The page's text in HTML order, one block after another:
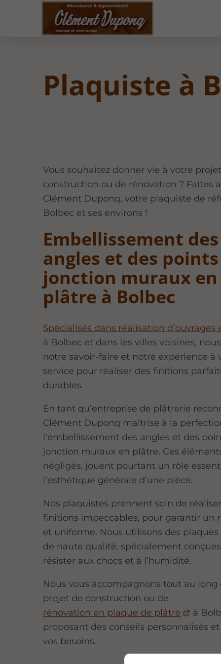
Plaquiste à
Vous souhaitez donner vie à votre
construction ou de rénovation ? Faites
Clément Duponq, votre plaquiste de
Bolbec et ses environs !
Embellissement des
angles et des
jonction muraux en
plâtre à Bolbec
Spécialisés dans réalisation d’ouvrages
à Bolbec et dans les villes voisines,
notre savoir-faire et notre expérience à
service pour réaliser des finitions
durables.
En tant qu’entreprise de plâtrerie
Clément Duponq maîtrise à la
l’embellissement des angles et des
jonction muraux en plâtre. Ces
négligés, jouent pourtant un rôle
l’esthétique générale d’une pièce.
Nos plaquistes prennent soin de
finitions impeccables, pour garantir un
et uniforme. Nous utilisons des
de haute qualité, spécialement
résister aux chocs et à l’humidité.
Nous vous accompagnons tout au long
projet de construction ou de
rénovation en plaque de plâtre
à
proposant des conseils personnalisés
vos besoins.